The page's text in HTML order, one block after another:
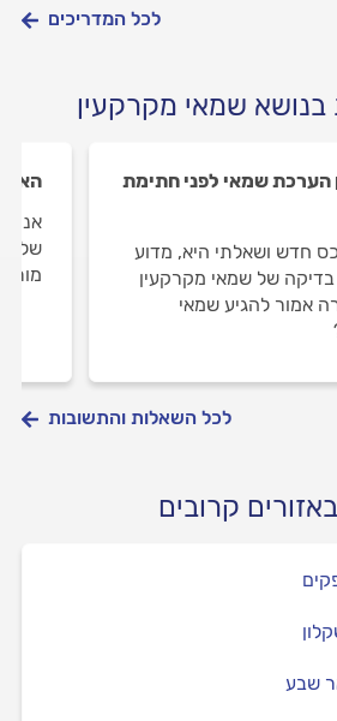
לכל המדריכים
בנושא שמאי מקרקעין
הערכת שמאי לפני חתימת
חדש ושאלתי היא, מדוע
בדיקה של שמאי מקרקעין
אמור להגיע שמאי
האם
אני
של
לכל השאלות והתשובות
קרובים
שבע